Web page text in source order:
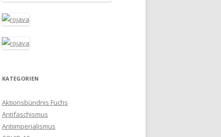
KATEGORIEN
Aktionsbündnis Fuchs
Antifaschismus
Antiimperialismus